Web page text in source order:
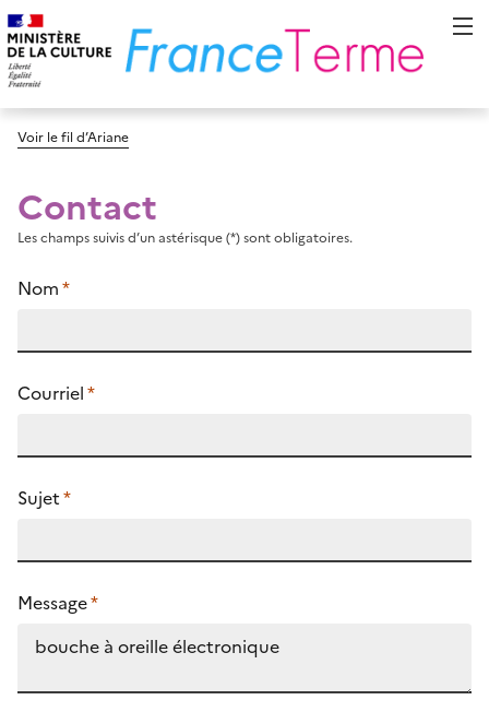
Voir le fil d’Ariane
Contact
Les champs suivis d’un astérisque (*) sont obligatoires.
Nom*
Courriel*
Sujet*
Message*